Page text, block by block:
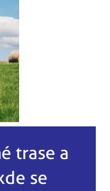
trase a
se